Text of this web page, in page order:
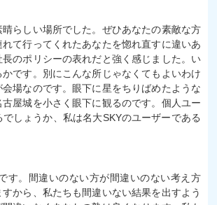
らしい場所でした。ぜひあなたの素敵な方
て行ってくれたあなたを惚れ直すに違いあ
のポリシーの表れだと強く感じました。い
です。別にこんな所じゃなくてもよいわけ
場なのです。眼下に星をちりばめたような
屋城を小さく眼下に観るのです。個人ユー
しょうか、私は名大SKYのユーザーである
す。間違いのない方が間違いのない考え方
から、私たちも間違いない結果を出すよう